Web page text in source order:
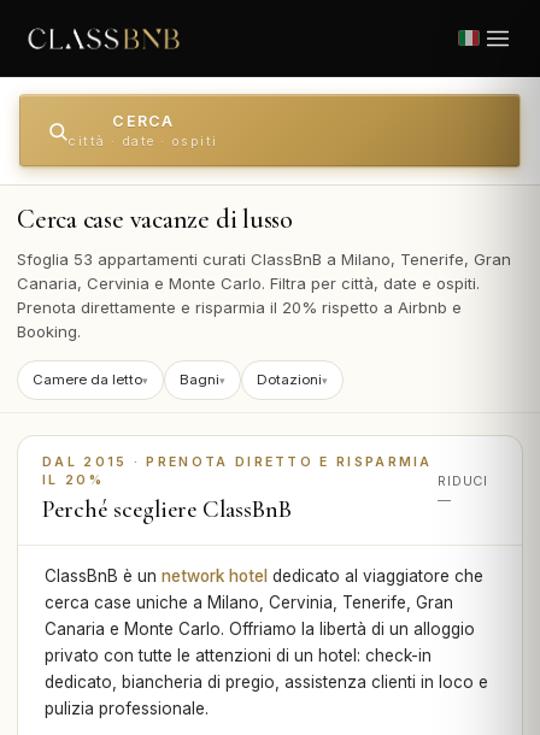
CERCA
Cerca case vacanze di lusso
Sfoglia 53 appartamenti curati ClassBnB a Milano, Tenerife, Gran
Canaria, Cervinia e Monte Carlo. Filtra per città, date e ospiti.
Prenota direttamente e risparmia il 20% rispetto a Airbnb e
Booking.
Camere da letto▾ Bagni▾ Dotazioni▾
DAL 2015 · PRENOTA DIRETTO E RISPARMIA
IL 20%
Perché scegliere ClassBnB
RIDUCI
—
ClassBnB è un network hotel dedicato al viaggiatore che
cerca case uniche a Milano, Cervinia, Tenerife, Gran
Canaria e Monte Carlo. Offriamo la libertà di un alloggio
privato con tutte le attenzioni di un hotel: check-in
dedicato, biancheria di pregio, assistenza clienti in loco e
pulizia professionale.